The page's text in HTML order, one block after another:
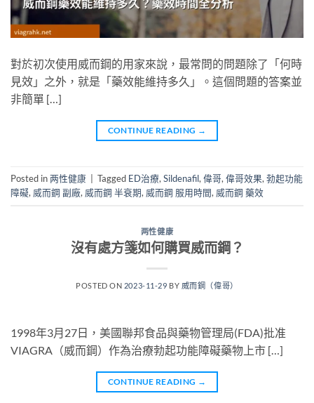
對於初次使用威而鋼的用家來說，最常問的問題除了「何時
見效」之外，就是「藥效能維持多久」。這個問題的答案並
非簡單 […]
CONTINUE READING →
Posted in两性健康 Tagged ED治療,Sildenafil,偉哥,偉哥效果,勃起功能
障礙, 威而鋼 副廠, 威而鋼 半衰期, 威而鋼 服用時間, 威而鋼 藥效
两性健康
沒有處方箋如何購買威而鋼？
POSTED ON 2023-11-29 BY 威而鋼（偉哥）
1998年3月27日，美國聯邦食品與藥物管理局(FDA)批准
VIAGRA（威而鋼）作為治療勃起功能障礙藥物上市 […]
CONTINUE READING →